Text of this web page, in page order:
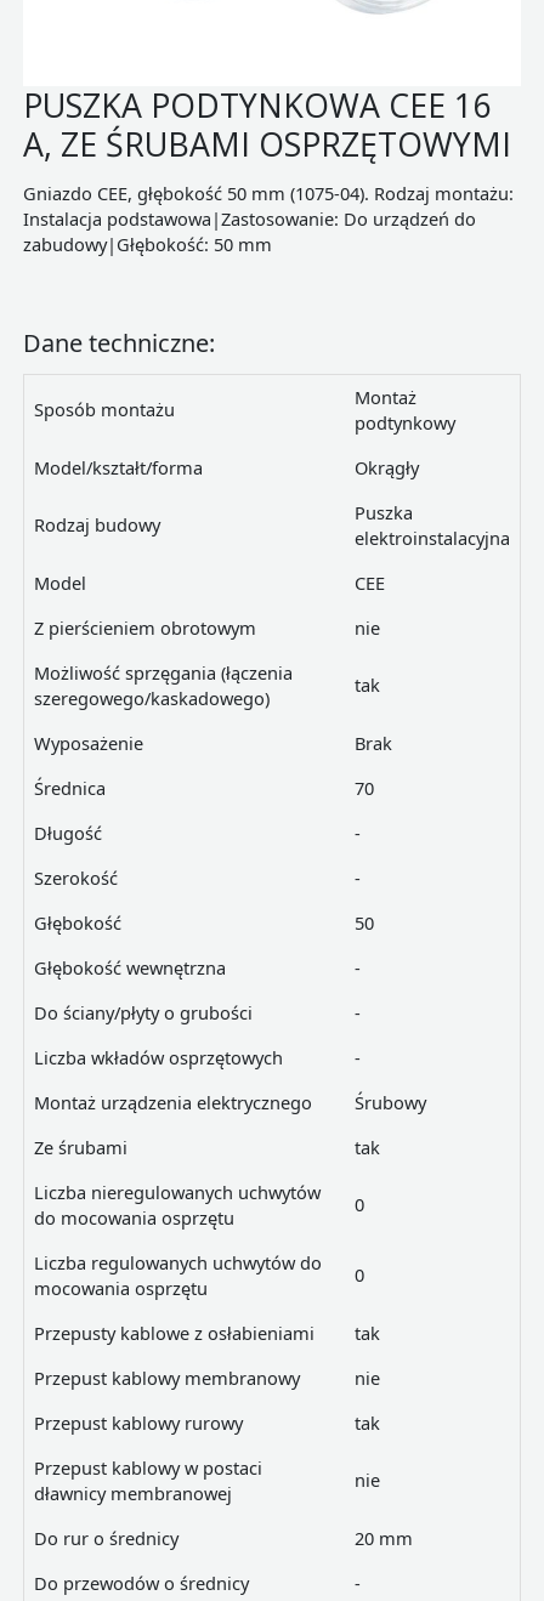
PUSZKA PODTYNKOWA CEE 16
A, ZE ŚRUBAMI OSPRZĘTOWYMI
Gniazdo CEE, głębokość 50 mm (1075-04). Rodzaj montażu:
Instalacja podstawowa|Zastosowanie: Do urządzeń do
zabudowy|Głębokość: 50 mm
Dane techniczne:
Sposób montażu
Montaż
podtynkowy
Model/kształt/forma
Okrągły
Rodzaj budowy
Puszka
elektroinstalacyjna
Model
CEE
Z pierścieniem obrotowym
nie
Możliwość sprzęgania (łączenia
szeregowego/kaskadowego)
tak
Wyposażenie
Brak
Średnica
70
Długość
-
Szerokość
-
Głębokość
50
Głębokość wewnętrzna
-
Do ściany/płyty o grubości
-
Liczba wkładów osprzętowych
-
Montaż urządzenia elektrycznego
Śrubowy
Ze śrubami
tak
Liczba nieregulowanych uchwytów
do mocowania osprzętu
0
Liczba regulowanych uchwytów do
mocowania osprzętu
0
Przepusty kablowe z osłabieniami
tak
Przepust kablowy membranowy
nie
Przepust kablowy rurowy
tak
Przepust kablowy w postaci
dławnicy membranowej
nie
Do rur o średnicy
20 mm
Do przewodów o średnicy
-